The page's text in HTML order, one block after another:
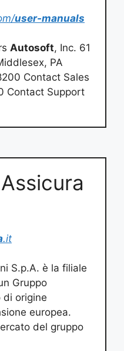
user-manuals
Autosoft, Inc. 61
PA
Contact Sales
Contact Support
Assicura
.it
S.p.A. è la filiale
Gruppo
di origine
europea.
del gruppo